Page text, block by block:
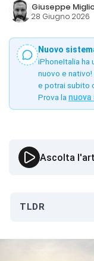
Giuseppe
28 Giugno 2026
Nuovo
iPhoneItalia ha
nuovo e
e potrai subito
Prova la nuova
Ascolta
TLDR